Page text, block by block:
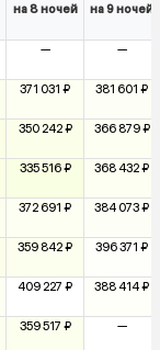
на 8 ночей на 9 ночей
— —
371 031 ₽ 381 601 ₽
350 242 ₽ 366 879 ₽
335 516 ₽ 368 432 ₽
372 691 ₽ 384 073 ₽
359 842 ₽ 396 371 ₽
409 227 ₽ 388 414 ₽
359 517 ₽ —